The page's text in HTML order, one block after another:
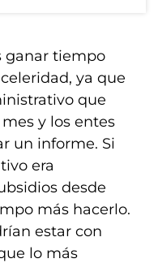
ganar tiempo
ya que
que
y los entes
un informe. Si
era
desde
más hacerlo.
estar con
lo más